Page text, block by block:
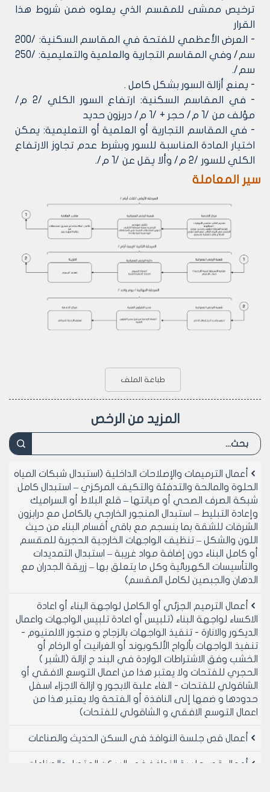
ترخيص ممشى للمقسم الذي يعلوه ضمن شروط هذا
القرار
- العرض الأعظمي للفتحة في المقاسم السكنية: /200
سم/ وفي المقاسم التجارية والعلمية والتعليمية: /250
سم/.
- يمنع أزالة السور بشكل كامل .
- في المقاسم السكنية: ارتفاع السور الكلي /2 م/
مؤلف من /1 م/ حجر + /1 م/ دربزون حديد
- في المقاسم التجارية أو العلمية أو التعليمية: يمكن
اختيار المادة المناسبة للسور وبشرط عدم تجاوز الارتفاع
الكلي للسور /2 م/ وألا يقل عن /1 م/.
سير المعاملة
طباعة الملف
المزيد من الرخص
أعمال الترميمات والإصلاحات الداخلية (استبدال شبكات المياه
الحلوة والمالحة والتدفئة والتكيف المركزي – استبدال كامل
شبكة الصرف الصحي أو صيانتها – قلع البلاط أو السراميك
وإعادة التبليط – استبدال المنجور الخارجي بالكامل مع درابزون
الشرفات للشقة بما ينسجم مع باقي أقسام البناء من حيث
اللون والشكل – تنظيف الواجهات الخارجية الحجرية للمقسم
أو كامل البناء دون إضافة مواد غريبة – استبدال التمديدات
والتأسيسات الكهربائية وكل ما يتعلق بها – زريقة الجدران مع
الدهان والجبصين لكامل المقسم)
أعمال الترميم الجزئي أو الكامل لواجهة البناء أو اعادة
الاكساء لواجهة البناء (تلبيس أو اعادة تلبيس الواجهات واعمال
الديكور والانارة - تنفيذ الواجهات بالزجاج و منجور الالمنيوم -
تنفيذ الواجهات بألواح الألكوبوند أو الغرانيت أو الرخام أو
الخشب وفق الاشتراطات الواردة في البند ج ازالة (الشبر )
الحجري للفتحات ولا يعتبر هذا من اعمال التوسع الافقي أو
الشاقولي للفتحات - الغاء علبة الابجور و ازالة الاجزاء اسفل
حدودها و ضمها إلى النافذة أو الفتحة ولا يعتبر هذا من
اعمال التوسع الافقي و الشاقولي للفتحات)
أعمال قص جلسة النوافذ في السكن الحديث والصناعات
أعمال قص جلسة النوافذ في السكن المتصل والصناعات